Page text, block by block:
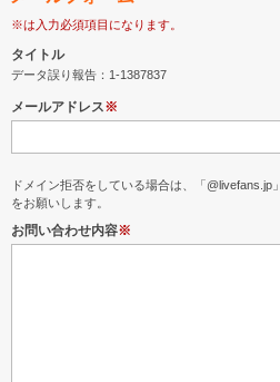
※は入力必須項目になります。
タイトル
データ誤り報告：1-1387837
メールアドレス※
ドメイン拒否をしている場合は、「
をお願いします。
お問い合わせ内容※